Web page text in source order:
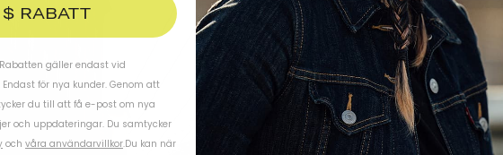
$ RABATT
gäller endast vid
för nya kunder. Genom att
du till att få e-post om nya
och uppdateringar. Du samtycker
och våra användarvillkor.Du kan när